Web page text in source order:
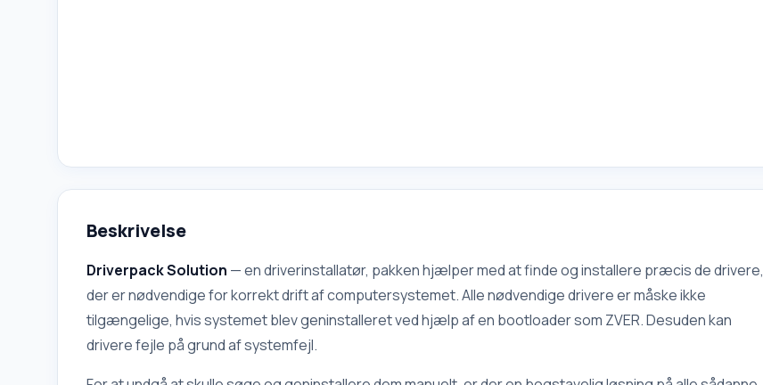
Beskrivelse
Driverpack Solution — en driverinstallatør, pakken hjælper med at finde og installere præcis de drivere,
der er nødvendige for korrekt drift af computersystemet. Alle nødvendige drivere er måske ikke
tilgængelige, hvis systemet blev geninstalleret ved hjælp af en bootloader som ZVER. Desuden kan
drivere fejle på grund af systemfejl.